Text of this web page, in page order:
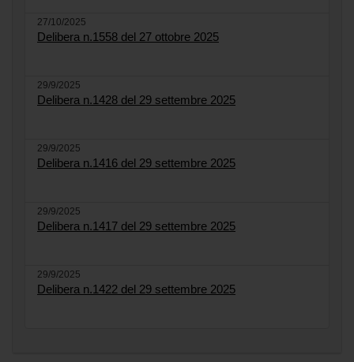
27/10/2025
Delibera n.1558 del 27 ottobre 2025
29/9/2025
Delibera n.1428 del 29 settembre 2025
29/9/2025
Delibera n.1416 del 29 settembre 2025
29/9/2025
Delibera n.1417 del 29 settembre 2025
29/9/2025
Delibera n.1422 del 29 settembre 2025